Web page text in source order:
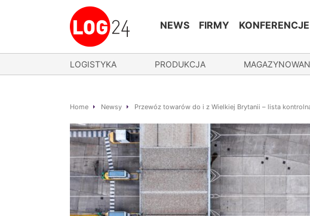
NEWS FIRMY KONFERENCJE
LOGISTYKA PRODUKCJA
Home Newsy Przewóz towarów do i z Wielkiej Brytanii – lista